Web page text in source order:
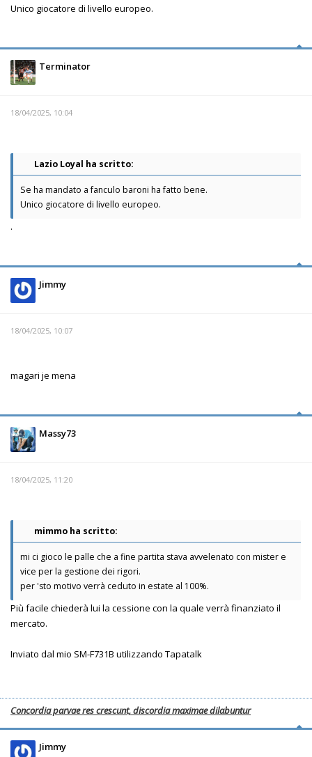
Unico giocatore di livello europeo.
Terminator
18/04/2025, 10:04
Lazio Loyal ha scritto:
Se ha mandato a fanculo baroni ha fatto bene.
Unico giocatore di livello europeo.
.
Jimmy
18/04/2025, 10:07
magari je mena
Massy73
18/04/2025, 11:20
mimmo ha scritto:
mi ci gioco le palle che a fine partita stava avvelenato con mister e
vice per la gestione dei rigori.
per 'sto motivo verrà ceduto in estate al 100%.
Più facile chiederà lui la cessione con la quale verrà finanziato il
mercato.
Inviato dal mio SM-F731B utilizzando Tapatalk
Concordia parvae res crescunt, discordia maximae dilabuntur
Jimmy